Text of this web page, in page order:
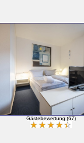
Gästebewertung (67)